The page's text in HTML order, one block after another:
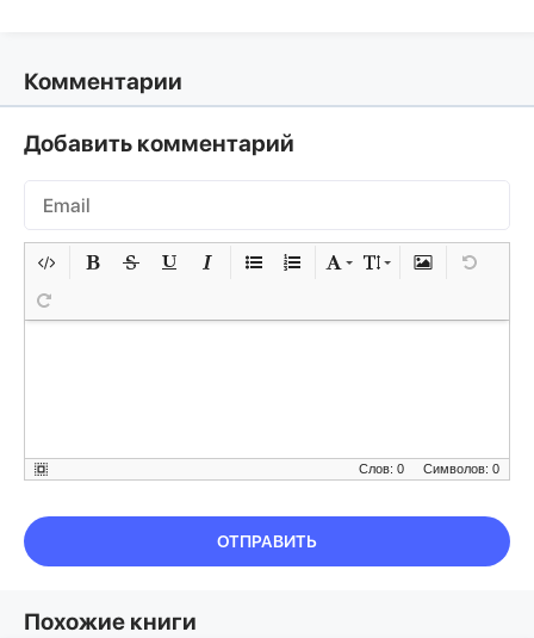
Комментарии
Добавить комментарий
Символов: 0
Слов: 0
ОТПРАВИТЬ
Похожие книги